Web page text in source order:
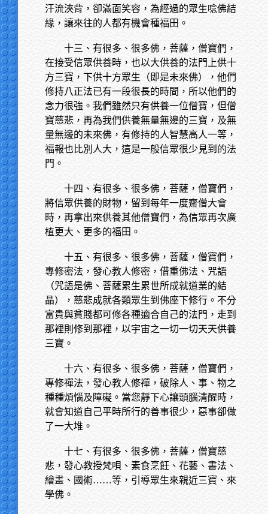
汗流浹背，卻滿面笑容，為經過的眾生唸佛結
緣，讓來往的人都有機會種福田。
十三、有很多、很多佛，菩薩，僧寶們，
在接受信眾供養時，也以大供養的法門上供十
方三寶，下供十方眾生（即是未來佛），他們
修持八正法已有一段很長的時間，所以他們的
念力很強。我們雖然只有供養一位僧寶，但僧
寶慈悲，再為我們供養無量無邊的三寶，及無
量無邊的未來佛，有修持的人智慧高人一等，
福報也比別人大，這是一般信眾很少見到的法
門。
十四、有很多、很多佛，菩薩，僧寶們，
將信眾供養的財物，留到每年一度齋僧大會
時，再拿出來供養其他僧寶們，為信眾再次廣
植更大、更多的福田。
十五、有很多、很多佛，菩薩，僧寶們，
專修密法，發心教人修密，借重佛法、咒語
（咒語是佛、菩薩累生累世所成就道業的結
晶），慈悲成就各類眾生到佛座下修行。不分
富貴與貧賤都可修各種適合自己的法門，走到
那裡則修到那裡，以宇宙之一切一切天天供養
三寶。
十六、有很多、很多佛，菩薩，僧寶們，
專修禪法，發心教人修禪，破除人、事、物之
種種煩惱及障礙。當您靜下心讓頭腦清醒時，
就會知道自己平時所行的善事很少，惡事卻做
了一大堆。
十七、有很多、很多佛，菩薩，僧寶慈
悲，發心教授梵唄、素食烹飪、花藝、書法、
繪畫、國術……等，引導眾生來親近三寶、來
學佛。